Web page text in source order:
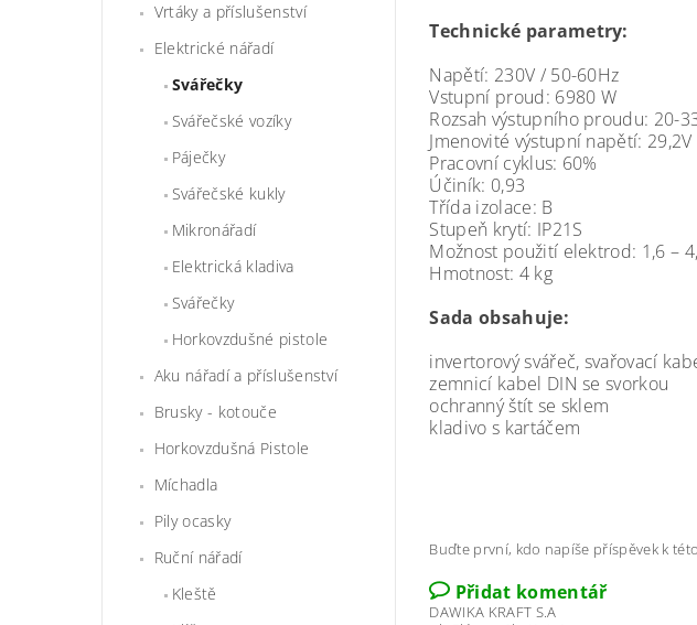
Vrtáky a příslušenství
Elektrické nářadí
Svářečky
Svářečské vozíky
Páječky
Svářečské kukly
Mikronářadí
Elektrická kladiva
Svářečky
Horkovzdušné pistole
Aku nářadí a příslušenství
Brusky - kotouče
Horkovzdušná Pistole
Míchadla
Pily ocasky
Ruční nářadí
Kleště
Technické parametry:
Napětí: 230V / 50-60Hz
Vstupní proud: 6980 W
Rozsah výstupního proudu: 20-
Jmenovité výstupní napětí: 29,2V
Pracovní cyklus: 60%
Účiník: 0,93
Třída izolace: B
Stupeň krytí: IP21S
Možnost použití elektrod: 1,6 –
Hmotnost: 4 kg
Sada obsahuje:
invertorový svářeč, svařovací
zemnicí kabel DIN se svorkou
ochranný štít se sklem
kladivo s kartáčem
Buďte první, kdo napíše příspěvek k
Přidat komentář
DAWIKA KRAFT S.A